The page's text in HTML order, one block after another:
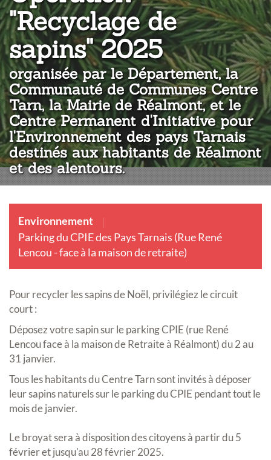
"Recyclage de
sapins" 2025:
organisée par le Département, la
Communauté de Communes Centre
Tarn, la Mairie de Réalmont, et le
Centre Permanent d'Initiative pour
l'Environnement des pays Tarnais
destinés aux habitants de Réalmont
et des alentours.
Environnement
Parking du CPIE des Pays Tarnais (Rue René
Lencou - face à la maison de retraite)
Pour recycler les sapins de Noël, privilégiez le circuit
court :
Déposez votre sapin sur le parking CPIE (rue René
Lencou face à la maison de Retraite à Réalmont) du 2 au
31 janvier.
Tous les habitants du Centre Tarn sont invités à déposer
leur sapins naturels sur le parking du CPIE pendant tout le
mois de janvier.
Le broyat sera à disposition des citoyens à partir du 5
février et jusqu'au 28 février 2025.